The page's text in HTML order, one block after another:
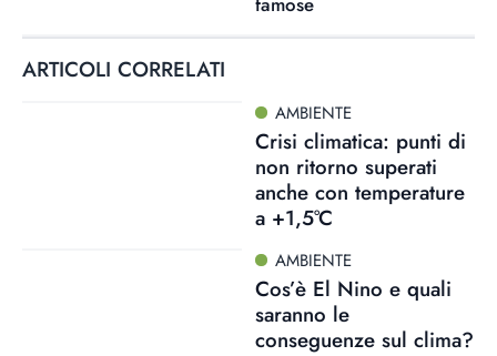
ARTICOLI CORRELATI
AMBIENTE
Crisi climatica: punti di
non ritorno superati
anche con temperature
a +1,5°C
AMBIENTE
Cos’è El Nino e quali
saranno le
conseguenze sul clima?